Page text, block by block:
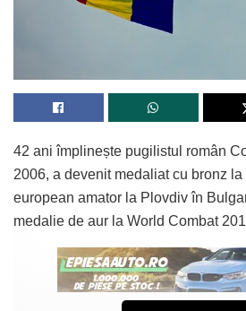
42 ani împlinește pugilistul român
2006, a devenit medaliat cu bronz la
european amator la Plovdiv în
medalie de aur la World Combat